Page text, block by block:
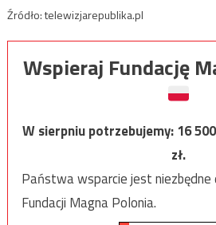
Źródło: telewizjarepublika.pl
Wspieraj Fundację
W sierpniu potrzebujemy:16 500
zł.
Państwa wsparcie jest
Fundacji Magna Polonia.